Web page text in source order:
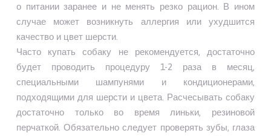
о питании заранее и не менять резко рацион. В ином
случае может возникнуть аллергия или ухудшится
качество и цвет шерсти.
Часто купать собаку не рекомендуется, достаточно
будет проводить процедуру 1-2 раза в месяц,
специальными шампунями и кондиционерами,
подходящими для шерсти и цвета. Расчесывать собаку
достаточно только во время линьки, резиновой
перчаткой. Обязательно следует проверять зубы, глаза